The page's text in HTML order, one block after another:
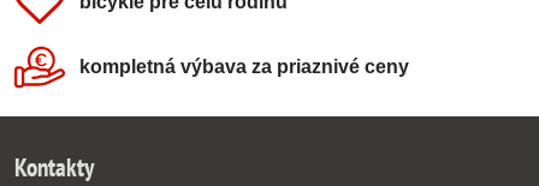
kompletná výbava za priaznivé ceny
Kontakty